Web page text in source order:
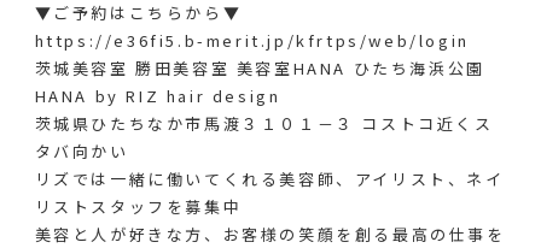
▼ご予約はこちらから▼
https://e36fi5.b-merit.jp/kfrtps/web/login
茨城美容室 勝田美容室 美容室HANA ひたち海浜公園
HANA by RIZ hair design
茨城県ひたちなか市馬渡３１０１－３ コストコ近くス
タバ向かい
リズでは一緒に働いてくれる美容師、アイリスト、ネイ
リストスタッフを募集中
美容と人が好きな方、お客様の笑顔を創る最高の仕事を